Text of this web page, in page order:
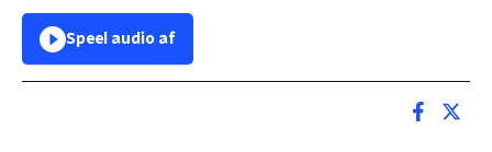
Speel audio af